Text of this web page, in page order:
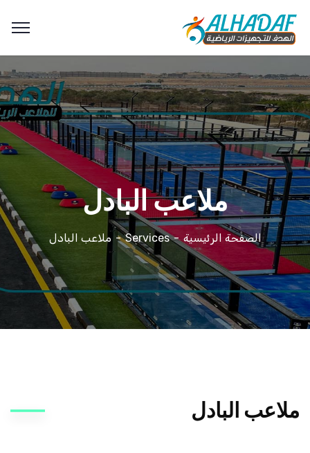
ملاعب البادل
الصفحة الرئيسية Services ملاعب البادل
ملاعب البادل